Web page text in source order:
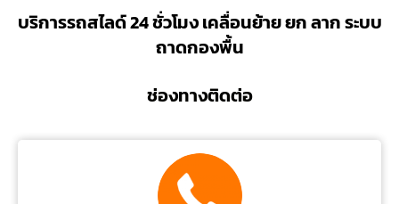
บริการรถสไลด์ 24 ชั่วโมง เคลื่อนย้าย ยก ลาก ระบบ
ถาดกองพื้น
ช่องทางติดต่อ